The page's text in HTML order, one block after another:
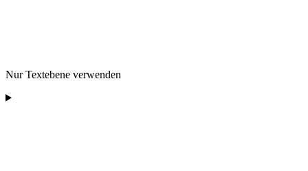
Nur Textebene verwenden